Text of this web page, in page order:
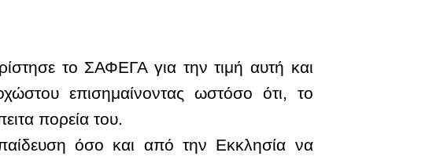
το ΣΑΦΕΓΑ για την τιμή αυτή και
επισημαίνοντας ωστόσο ότι, το
πορεία του.
όσο και από την Εκκλησία να